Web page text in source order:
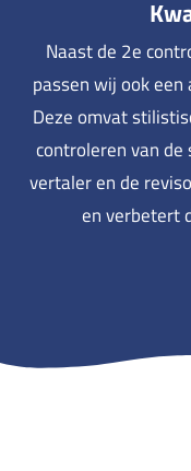
Naast de 2e
passen wij ook
Deze omvat
controleren van
vertaler en de
en verbetert